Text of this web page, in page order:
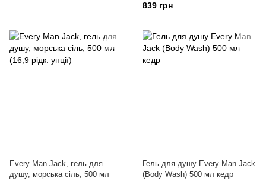
839 грн
Every Man Jack, гель для
душу, морська сіль, 500 мл
Гель для душу Every Man Jack
(Body Wash) 500 мл кедр